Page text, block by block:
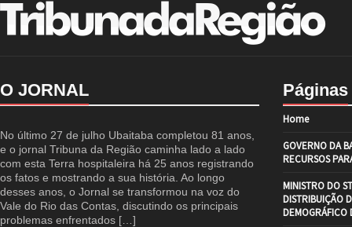
O JORNAL
No último 27 de julho Ubaitaba completou 81 anos,
e o jornal Tribuna da Região caminha lado a lado
com esta Terra hospitaleira há 25 anos registrando
os fatos e mostrando a sua história. Ao longo
desses anos, o Jornal se transformou na voz do
Vale do Rio das Contas, discutindo os principais
problemas enfrentados […]
Páginas
Home
GOVERNO DA
RECURSOS
MINISTRO DO
DISTRIBUIÇÃO
DEMOGRÁFICO